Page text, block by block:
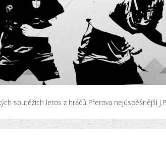
soutěžích letos z hráčů Přerova nejúspěšnější